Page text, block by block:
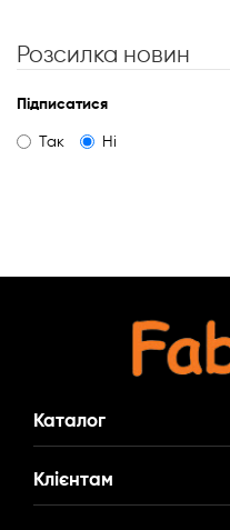
Розсилка новин
Підпиcатися
Так Ні
Каталог
Акційні Комплекти
Клієнтам